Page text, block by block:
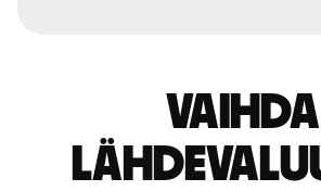
Vaihda